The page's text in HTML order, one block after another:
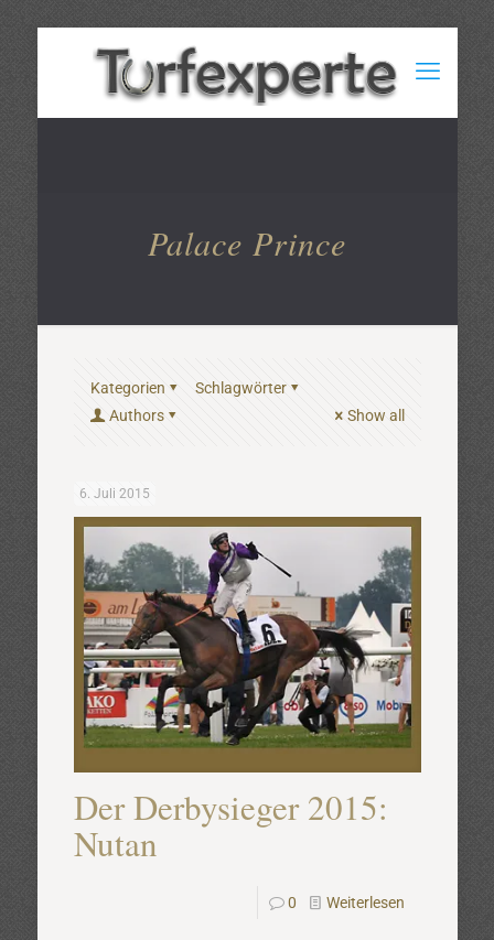
Palace Prince
Kategorien
Schlagwörter
Authors
Show all
6. Juli 2015
Der Derbysieger 2015:
Nutan
0 Weiterlesen